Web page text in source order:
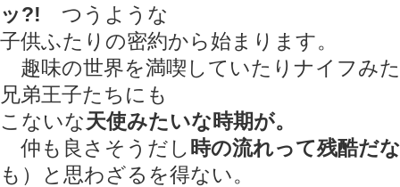
ッ?! つうような
子供ふたりの密約から始まります。
趣味の世界を満喫していたりナイフみ
兄弟王子たちにも
こないな天使みたいな時期が。
仲も良さそうだし 時の流れって残酷だな
も）と思わざるを得ない。